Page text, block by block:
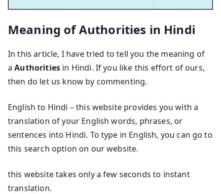
Meaning of Authorities in Hindi
In this article, I have tried to tell you the meaning of
aAuthorities in Hindi. If you like this effort of ours,
then do let us know by commenting.
English to Hindi – this website provides you with a
translation of your English words, phrases, or
sentences into Hindi. To type in English, you can go to
this search option on our website.
this website takes only a few seconds to instant
translation.